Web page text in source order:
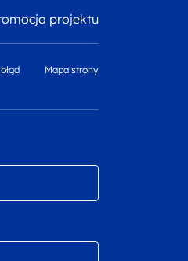
projektu
Mapa strony